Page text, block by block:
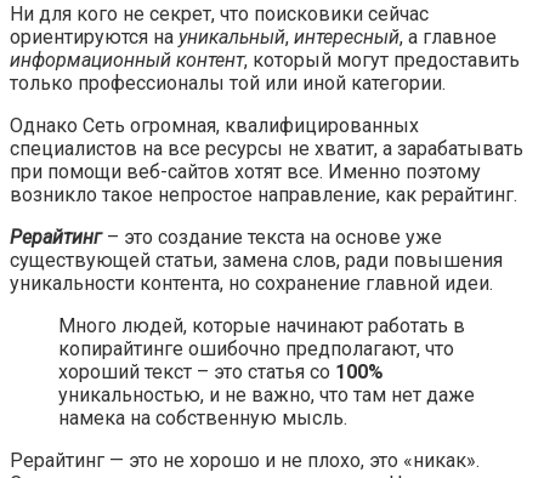
Ни для кого не секрет, что поисковики сейчас
ориентируются на уникальный, интересный, а главное
информационный контент, который могут предоставить
только профессионалы той или иной категории.
Однако Сеть огромная, квалифицированных
специалистов на все ресурсы не хватит, а зарабатывать
при помощи веб-сайтов хотят все. Именно поэтому
возникло такое непростое направление, как рерайтинг.
Рерайтинг– это создание текста на основе уже
существующей статьи, замена слов, ради повышения
уникальности контента, но сохранение главной идеи.
Много людей, которые начинают работать в
копирайтинге ошибочно предполагают, что
хороший текст – это статья со 100%
уникальностью, и не важно, что там нет даже
намека на собственную мысль.
Рерайтинг — это не хорошо и не плохо, это «никак».